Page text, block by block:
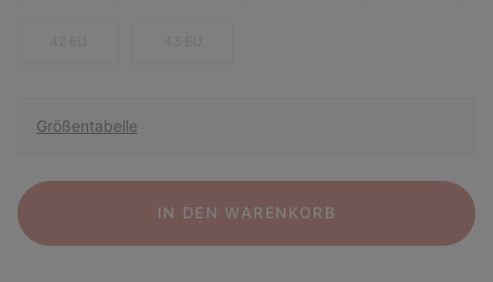
Größentabelle
IN DEN WARENKORB